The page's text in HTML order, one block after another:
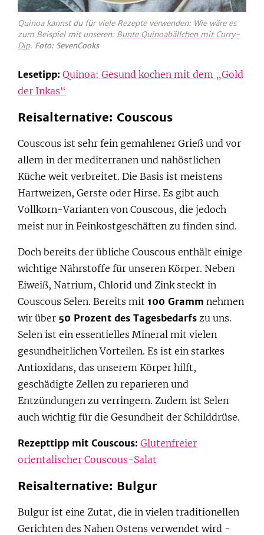
Quinoa kannst du für viele Rezepte verwenden: Wie wäre es
zum Beispiel mit unseren: Bunte Quinoabällchen mit Curry-
Dip. Foto: SevenCooks
Lesetipp: Quinoa: Gesund kochen mit dem „Gold
der Inkas“
Reisalternative: Couscous
Couscous ist sehr fein gemahlener Grieß und vor
allem in der mediterranen und nahöstlichen
Küche weit verbreitet. Die Basis ist meistens
Hartweizen, Gerste oder Hirse. Es gibt auch
Vollkorn-Varianten von Couscous, die jedoch
meist nur in Feinkostgeschäften zu finden sind.
Doch bereits der übliche Couscous enthält einige
wichtige Nährstoffe für unseren Körper. Neben
Eiweiß, Natrium, Chlorid und Zink steckt in
Couscous Selen. Bereits mit 100 Gramm nehmen
wir über 50 Prozent des Tagesbedarfs zu uns.
Selen ist ein essentielles Mineral mit vielen
gesundheitlichen Vorteilen. Es ist ein starkes
Antioxidans, das unserem Körper hilft,
geschädigte Zellen zu reparieren und
Entzündungen zu verringern. Zudem ist Selen
auch wichtig für die Gesundheit der Schilddrüse.
Rezepttipp mit Couscous: Glutenfreier
orientalischer Couscous-Salat
Reisalternative: Bulgur
Bulgur ist eine Zutat, die in vielen traditionellen
Gerichten des Nahen Ostens verwendet wird -